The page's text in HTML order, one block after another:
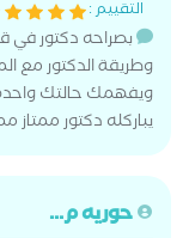
التقييم :
بصراحه دكتور في
وطريقة الدكتور مع
ويفهمك حالتك
يباركله دكتور ممتاز
حوريه م...